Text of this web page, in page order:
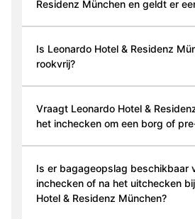
Residenz München en geldt er
Is Leonardo Hotel & Residenz
rookvrij?
Vraagt Leonardo Hotel &
het inchecken om een borg of
Is er bagageopslag beschikbaar
inchecken of na het uitchecken
Hotel & Residenz München?